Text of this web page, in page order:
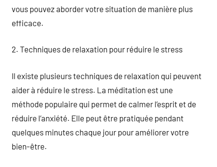
vous pouvez aborder votre situation de manière plus
efficace.
2. Techniques de relaxation pour réduire le stress
Il existe plusieurs techniques de relaxation qui peuvent
aider à réduire le stress. La méditation est une
méthode populaire qui permet de calmer l’esprit et de
réduire l’anxiété. Elle peut être pratiquée pendant
quelques minutes chaque jour pour améliorer votre
bien-être.